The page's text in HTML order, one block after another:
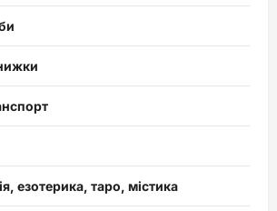
езотерика, таро, містика